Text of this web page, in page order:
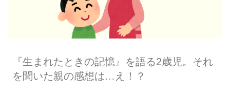
『生まれたときの記憶』を語る2歳児。それ
を聞いた親の感想は…え！？